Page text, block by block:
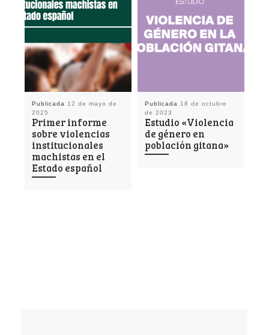
Publicada 12 de mayo de
2025
Primer informe
sobre violencias
institucionales
machistas en el
Estado español
Publicada
18 de octubre
de 2023
Estudio «Violencia
de género en
población gitana»